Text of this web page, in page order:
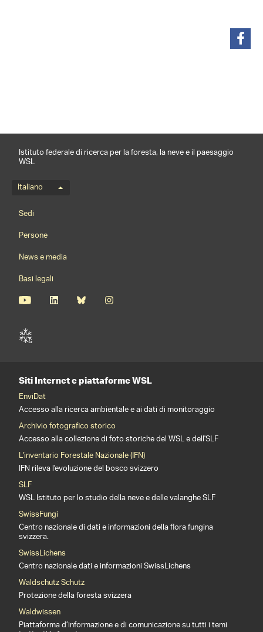
Istituto federale di ricerca per la foresta, la neve e il paesaggio
WSL
Menu della lingua
Italiano
Footernavigation
Sedi
Persone
News e media
Basi legali
Siti Internet e piattaforme WSL
EnviDat
Accesso alla ricerca ambientale e ai dati di monitoraggio
Archivio fotografico storico
Accesso alla collezione di foto storiche del WSL e dell'SLF
L'inventario Forestale Nazionale (IFN)
IFN rileva l'evoluzione del bosco svizzero
SLF
WSL Istituto per lo studio della neve e delle valanghe SLF
SwissFungi
Centro nazionale di dati e informazioni della flora fungina
svizzera.
SwissLichens
Centro nazionale dati e informazioni SwissLichens
Waldschutz Schutz
Protezione della foresta svizzera
Waldwissen
Piattaforma d’informazione e di comunicazione su tutti i temi